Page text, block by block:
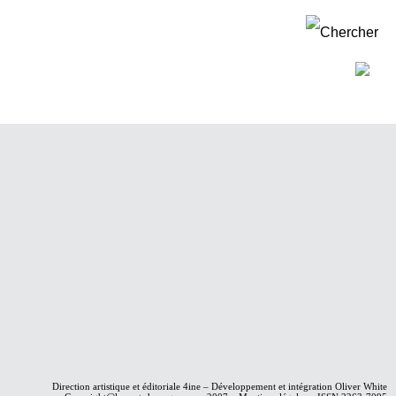
Direction artistique et éditoriale 4ine – Développement et intégration Oliver White